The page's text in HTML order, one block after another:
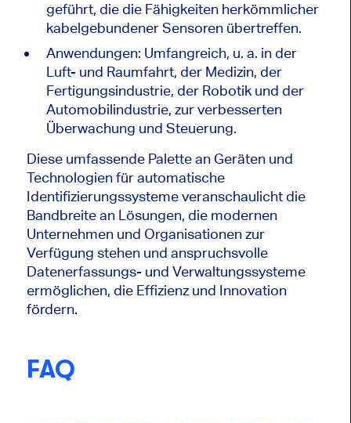
geführt, die die Fähigkeiten herkömmlicher
kabelgebundener Sensoren übertreffen.
Anwendungen: Umfangreich, u. a. in der
Luft- und Raumfahrt, der Medizin, der
Fertigungsindustrie, der Robotik und der
Automobilindustrie, zur verbesserten
Überwachung und Steuerung.
Diese umfassende Palette an Geräten und
Technologien für automatische
Identifizierungssysteme veranschaulicht die
Bandbreite an Lösungen, die modernen
Unternehmen und Organisationen zur
Verfügung stehen und anspruchsvolle
Datenerfassungs- und Verwaltungssysteme
ermöglichen, die Effizienz und Innovation
fördern.
FAQ